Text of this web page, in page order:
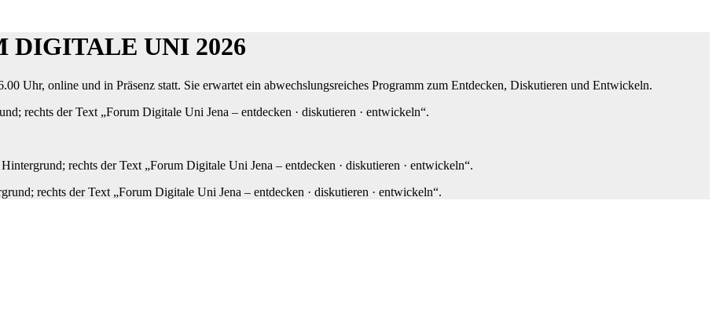
DIGITALE UNI 2026
Uhr, online und in Präsenz statt. Sie erwartet ein abwechslungsreiches Programm zum Entdecken, Diskutieren und Entwickeln.
rechts der Text „Forum Digitale Uni Jena – entdecken · diskutieren · entwickeln“.